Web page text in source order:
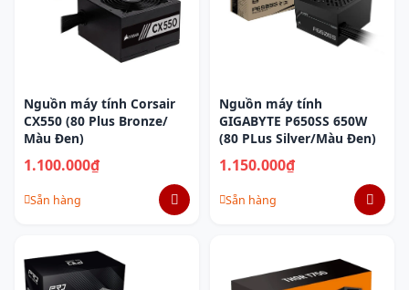
Nguồn máy tính Corsair
CX550 (80 Plus Bronze/
Màu Đen)
1.100.000₫
Sẵn hàng
Nguồn máy tính
GIGABYTE P650SS 650W
(80 PLus Silver/Màu Đen)
1.150.000₫
Sẵn hàng